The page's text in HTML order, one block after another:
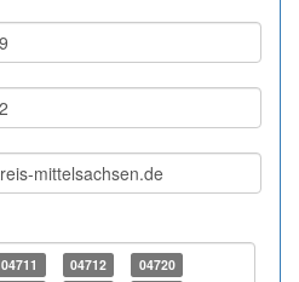
04711 04712
04720